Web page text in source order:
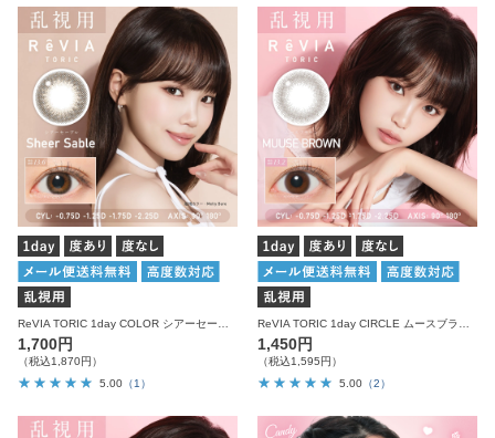
1,700円
（税込1,870円）
5.00 （1）
1,450円
（税込1,595円）
5.00 （2）